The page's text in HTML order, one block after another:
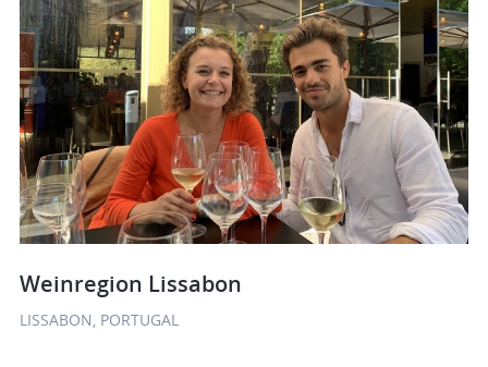
Weinregion Lissabon
LISSABON, PORTUGAL